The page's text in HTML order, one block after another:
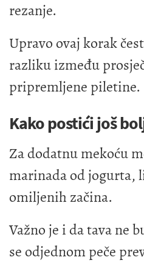
rezanje.
Upravo ovaj korak
razliku između
pripremljene piletine.
Kako postići još
Za dodatnu mekoću
marinada od jogurta,
omiljenih začina.
Važno je i da tava ne
se odjednom peče